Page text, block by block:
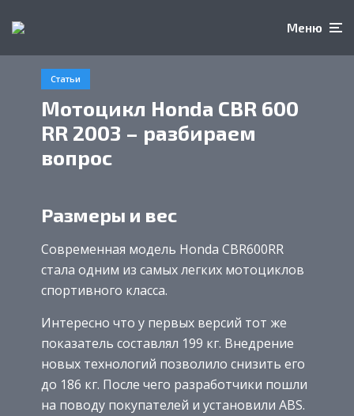
Меню
Статьи
Мотоцикл Honda CBR 600
RR 2003 – разбираем
вопрос
Размеры и вес
Современная модель Honda CBR600RR
стала одним из самых легких мотоциклов
спортивного класса.
Интересно что у первых версий тот же
показатель составлял 199 кг. Внедрение
новых технологий позволило снизить его
до 186 кг. После чего разработчики пошли
на поводу покупателей и установили ABS.